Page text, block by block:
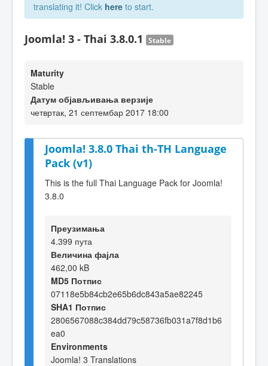
translating it! Click here to start.
Joomla! 3 - Thai 3.8.0.1 Stable
Maturity
Stable
Датум објављивања верзије
четвртак, 21 септембар 2017 18:00
Joomla! 3.8.0 Thai th-TH Language
Pack (v1)
This is the full Thai Language Pack for Joomla!
3.8.0
Преузимања
4.399 пута
Величина фајла
462,00 kB
MD5 Потпис
07118e5b84cb2e65b6dc843a5ae82245
SHA1 Потпис
2806567088c384dd79c58736fb031a7f8d1b6
ea0
Environments
Joomla! 3 Translations